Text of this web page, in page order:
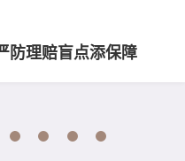
防理赔盲点添保障
6 7 8 9